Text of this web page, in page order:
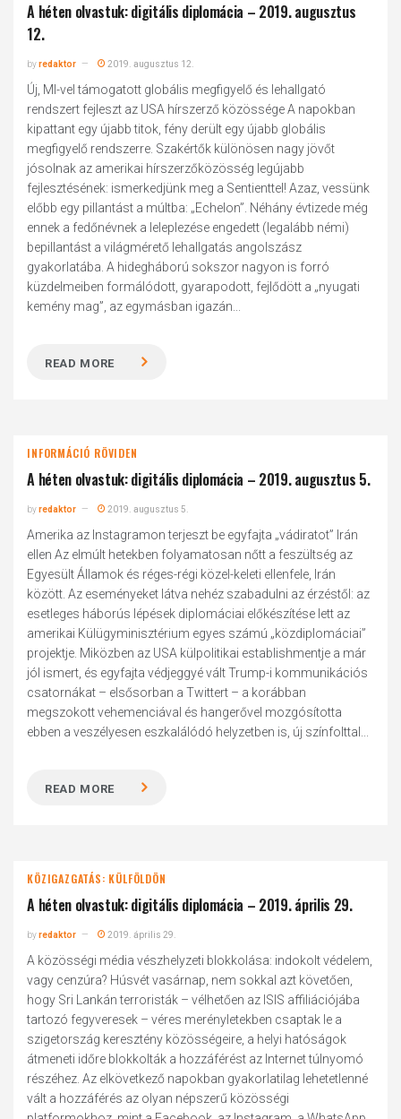
A héten olvastuk: digitális diplomácia – 2019. augusztus
12.
byredaktor 2019. augusztus 12.
Új, MI-vel támogatott globális megfigyelő és lehallgató
rendszert fejleszt az USA hírszerző közössége A napokban
kipattant egy újabb titok, fény derült egy újabb globális
megfigyelő rendszerre. Szakértők különösen nagy jövőt
jósolnak az amerikai hírszerzőközösség legújabb
fejlesztésének: ismerkedjünk meg a Sentienttel! Azaz, vessünk
előbb egy pillantást a múltba: „Echelon”. Néhány évtizede még
ennek a fedőnévnek a leleplezése engedett (legalább némi)
bepillantást a világmérető lehallgatás angolszász
gyakorlatába. A hidegháború sokszor nagyon is forró
küzdelmeiben formálódott, gyarapodott, fejlődött a „nyugati
kemény mag”, az egymásban igazán...
READ MORE
INFORMÁCIÓ RÖVIDEN
A héten olvastuk: digitális diplomácia – 2019. augusztus 5.
byredaktor 2019. augusztus 5.
Amerika az Instagramon terjeszt be egyfajta „vádiratot” Irán
ellen Az elmúlt hetekben folyamatosan nőtt a feszültség az
Egyesült Államok és réges-régi közel-keleti ellenfele, Irán
között. Az eseményeket látva nehéz szabadulni az érzéstől: az
esetleges háborús lépések diplomáciai előkészítése lett az
amerikai Külügyminisztérium egyes számú „közdiplomáciai”
projektje. Miközben az USA külpolitikai establishmentje a már
jól ismert, és egyfajta védjeggyé vált Trump-i kommunikációs
csatornákat – elsősorban a Twittert – a korábban
megszokott vehemenciával és hangerővel mozgósította
ebben a veszélyesen eszkalálódó helyzetben is, új színfolttal...
READ MORE
KÖZIGAZGATÁS: KÜLFÖLDÖN
A héten olvastuk: digitális diplomácia – 2019. április 29.
byredaktor 2019. április 29.
A közösségi média vészhelyzeti blokkolása: indokolt védelem,
vagy cenzúra? Húsvét vasárnap, nem sokkal azt követően,
hogy Sri Lankán terroristák – vélhetően az ISIS affiliációjába
tartozó fegyveresek – véres merényletekben csaptak le a
szigetország keresztény közösségeire, a helyi hatóságok
átmeneti időre blokkolták a hozzáférést az Internet túlnyomó
részéhez. Az elkövetkező napokban gyakorlatilag lehetetlenné
vált a hozzáférés az olyan népszerű közösségi